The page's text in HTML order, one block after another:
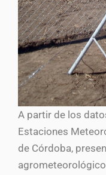
A partir de los
Estaciones
de Córdoba,